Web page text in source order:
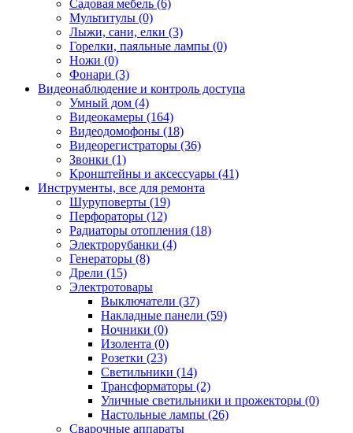
Садовая мебель (6)
Мультитулы (0)
Лыжи, сани, елки (3)
Горелки, паяльные лампы (0)
Ножи (0)
Фонари (3)
Видеонаблюдение и контроль доступа
Умный дом (4)
Видеокамеры (164)
Видеодомофоны (18)
Видеорегистраторы (36)
Звонки (1)
Кронштейны и аксессуары (41)
Инструменты, все для ремонта
Шуруповерты (19)
Перфораторы (12)
Радиаторы отопления (18)
Электрорубанки (4)
Генераторы (8)
Дрели (15)
Электротовары
Выключатели (37)
Накладные панели (59)
Ночники (0)
Изолента (0)
Розетки (23)
Светильники (14)
Трансформаторы (2)
Уличные светильники и прожекторы (0)
Настольные лампы (26)
Сварочные аппараты